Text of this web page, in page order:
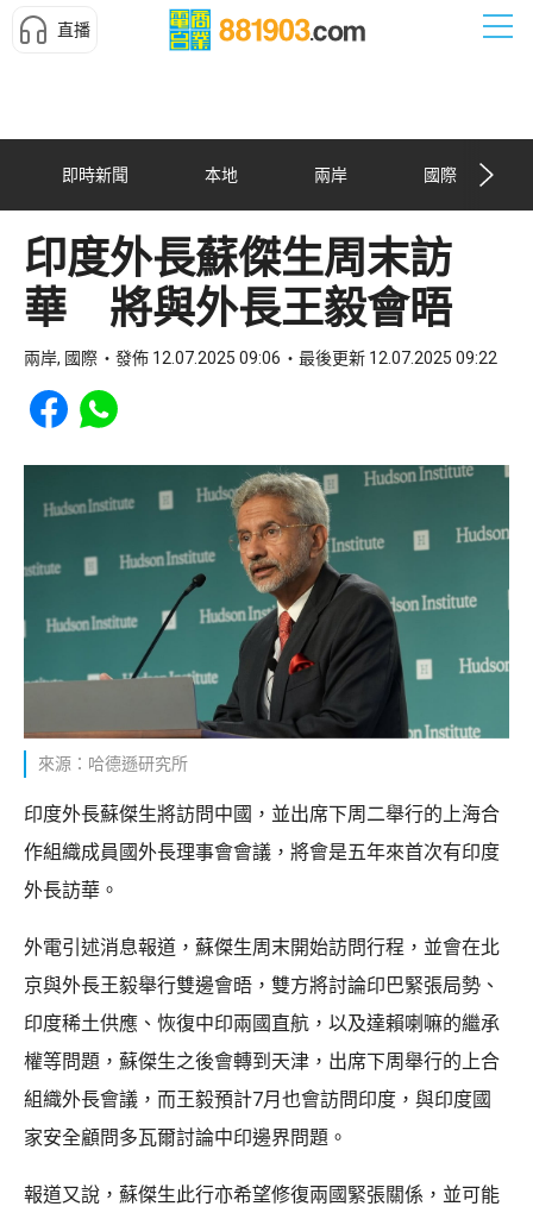
直播
即時新聞 本地 兩岸 國際
印度外長蘇傑生周末訪
華 將與外長王毅會晤
兩岸, 國際 發佈 12.07.2025 09:06 最後更新 12.07.2025 09:22
Share to Facebook
Share to WhatsApp
來源：哈德遜研究所
印度外長蘇傑生將訪問中國，並出席下周二舉行的上海合
作組織成員國外長理事會會議，將會是五年來首次有印度
外長訪華。
外電引述消息報道，蘇傑生周末開始訪問行程，並會在北
京與外長王毅舉行雙邊會晤，雙方將討論印巴緊張局勢、
印度稀土供應、恢復中印兩國直航，以及達賴喇嘛的繼承
權等問題，蘇傑生之後會轉到天津，出席下周舉行的上合
組織外長會議，而王毅預計7月也會訪問印度，與印度國
家安全顧問多瓦爾討論中印邊界問題。
報道又說，蘇傑生此行亦希望修復兩國緊張關係，並可能